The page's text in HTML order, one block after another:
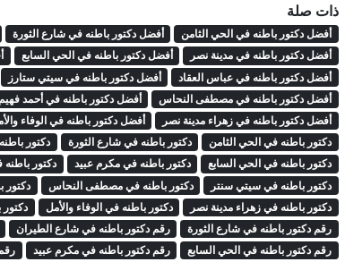
ذات صلة
أفضل دكتور باطنه في الحي الثامن
أفضل دكتور باطنه في شارع الثورة
أفضل دكتور باطنه في مدينة نصر
أفضل دكتور باطنه في الحي السابع
أفضل دكتور باطنه في عباس العقاد
أفضل دكتور باطنه في سيتي ستارز
أفضل دكتور باطنه في مصطفى النحاس
أفضل دكتور باطنه في أحمد
أفضل دكتور باطنه في زهراء مدينة نصر
أفضل دكتور باطنه في الوفاء
دكتور باطنه في الحي الثامن
دكتور باطنه في شارع الثورة
دكتور
دكتور باطنه في الحي السابع
دكتور باطنه في مكرم عبيد
دكتور
دكتور باطنه في سيتي سنتر
دكتور باطنه في مصطفى النحاس
دكتور
دكتور باطنه في زهراء مدينة نصر
دكتور باطنه في الوفاء والأمل
رقم دكتور باطنه في شارع الثورة
رقم دكتور باطنه في شارع الطيران
رقم دكتور باطنه في الحي السابع
رقم دكتور باطنه في مكرم عبيد